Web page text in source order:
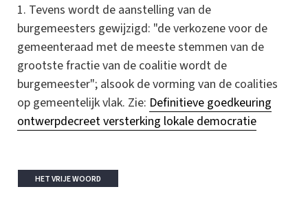
Tevens wordt de aanstelling van de
burgemeesters gewijzigd: "de verkozene voor de
gemeenteraad met de meeste stemmen van de
grootste fractie van de coalitie wordt de
burgemeester"; alsook de vorming van de coalities
op gemeentelijk vlak. Zie: Definitieve goedkeuring
ontwerpdecreet versterking lokale democratie
HET VRIJE WOORD